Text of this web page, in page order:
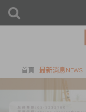
首頁 最新消息NEWS